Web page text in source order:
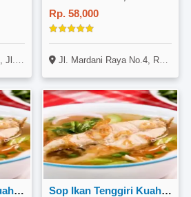
Rp. 58,000
Jl. Mardani Raya No.4, RT.1RW.5 (Sebelah Sanggar Alquran) Johar Baru, Kec. Johar Baru, Kota Jakarta Pusat, Daerah Khusus Ibukota Jakarta 10560
Sop Ikan Tenggiri Kuah Tomyam Sop Ikan Tenggiri Kuah Tomyam Udang